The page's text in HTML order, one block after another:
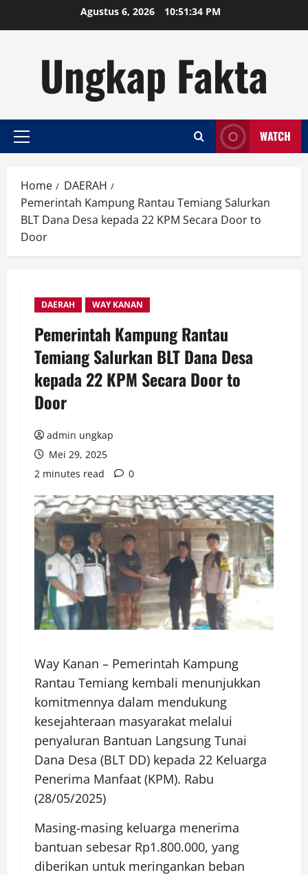
Agustus 6, 2026 10:51:34 PM
Ungkap Fakta
Primary
WATCH
Home
DAERAH
Pemerintah Kampung Rantau Temiang Salurkan
BLT Dana Desa kepada 22 KPM Secara Door to
Door
DAERAH WAY KANAN
Pemerintah Kampung Rantau
Temiang Salurkan BLT Dana Desa
kepada 22 KPM Secara Door to
Door
admin ungkap
Mei 29, 2025
2 minutes read
0
Way Kanan – Pemerintah Kampung
Rantau Temiang kembali menunjukkan
komitmennya dalam mendukung
kesejahteraan masyarakat melalui
penyaluran Bantuan Langsung Tunai
Dana Desa (BLT DD) kepada 22 Keluarga
Penerima Manfaat (KPM). Rabu
(28/05/2025)
Masing-masing keluarga menerima
bantuan sebesar Rp1.800.000, yang
diberikan untuk meringankan beban